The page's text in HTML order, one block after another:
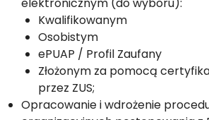
elektronicznym (do wyboru):
Kwalifikowanym
Osobistym
ePUAP / Profil Zaufany
Złożonym za pomocą
przez ZUS;
Opracowanie i wdrożenie